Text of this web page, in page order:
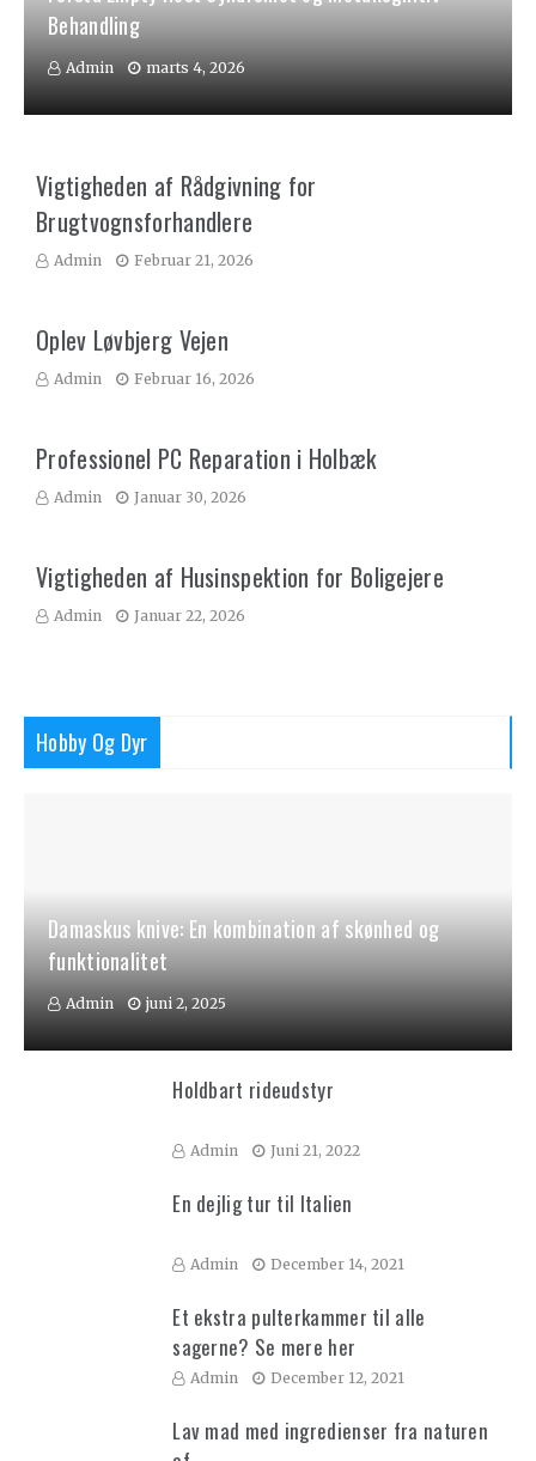
Behandling
Admin marts 4, 2026
Vigtigheden af Rådgivning for
Brugtvognsforhandlere
Admin Februar 21, 2026
Oplev Løvbjerg Vejen
Admin Februar 16, 2026
Professionel PC Reparation i Holbæk
Admin Januar 30, 2026
Vigtigheden af Husinspektion for Boligejere
Admin Januar 22, 2026
Hobby Og Dyr
Damaskus knive: En kombination af skønhed og
funktionalitet
Admin juni 2, 2025
Holdbart rideudstyr
Admin Juni 21, 2022
En dejlig tur til Italien
Admin December 14, 2021
Et ekstra pulterkammer til alle
sagerne? Se mere her
Admin December 12, 2021
Lav mad med ingredienser fra naturen